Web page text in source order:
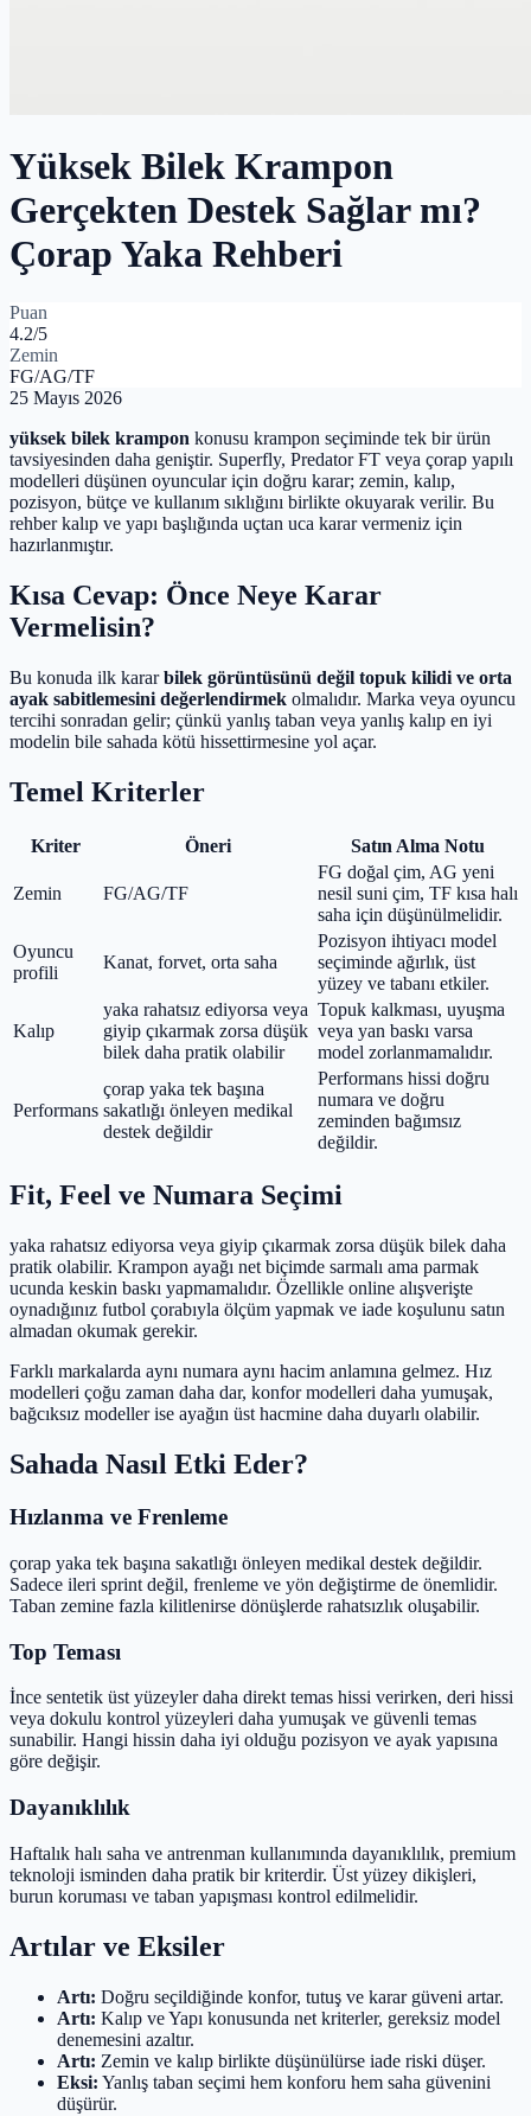
Yüksek Bilek Krampon
Gerçekten Destek Sağlar mı?
Çorap Yaka Rehberi
Puan
4.2/5
Zemin
FG/AG/TF
25 Mayıs 2026
yüksek bilek krampon konusu krampon seçiminde tek bir ürün
tavsiyesinden daha geniştir. Superfly, Predator FT veya çorap yapılı
modelleri düşünen oyuncular için doğru karar; zemin, kalıp,
pozisyon, bütçe ve kullanım sıklığını birlikte okuyarak verilir. Bu
rehber kalıp ve yapı başlığında uçtan uca karar vermeniz için
hazırlanmıştır.
Kısa Cevap: Önce Neye Karar
Vermelisin?
Bu konuda ilk kararbilek görüntüsünü değil topuk kilidi ve orta
ayak sabitlemesini değerlendirmek olmalıdır. Marka veya oyuncu
tercihi sonradan gelir; çünkü yanlış taban veya yanlış kalıp en iyi
modelin bile sahada kötü hissettirmesine yol açar.
Temel Kriterler
Kriter Öneri Satın Alma Notu
Zemin FG/AG/TF
FG doğal çim, AG yeni
nesil suni çim, TF kısa halı
saha için düşünülmelidir.
Oyuncu
profili
Kanat, forvet, orta saha
Pozisyon ihtiyacı model
seçiminde ağırlık, üst
yüzey ve tabanı etkiler.
Kalıp
yaka rahatsız ediyorsa veya
giyip çıkarmak zorsa düşük
bilek daha pratik olabilir
Topuk kalkması, uyuşma
veya yan baskı varsa
model zorlanmamalıdır.
Performans
çorap yaka tek başına
sakatlığı önleyen medikal
destek değildir
Performans hissi doğru
numara ve doğru
zeminden bağımsız
değildir.
Fit, Feel ve Numara Seçimi
yaka rahatsız ediyorsa veya giyip çıkarmak zorsa düşük bilek daha
pratik olabilir. Krampon ayağı net biçimde sarmalı ama parmak
ucunda keskin baskı yapmamalıdır. Özellikle online alışverişte
oynadığınız futbol çorabıyla ölçüm yapmak ve iade koşulunu satın
almadan okumak gerekir.
Farklı markalarda aynı numara aynı hacim anlamına gelmez. Hız
modelleri çoğu zaman daha dar, konfor modelleri daha yumuşak,
bağcıksız modeller ise ayağın üst hacmine daha duyarlı olabilir.
Sahada Nasıl Etki Eder?
Hızlanma ve Frenleme
çorap yaka tek başına sakatlığı önleyen medikal destek değildir.
Sadece ileri sprint değil, frenleme ve yön değiştirme de önemlidir.
Taban zemine fazla kilitlenirse dönüşlerde rahatsızlık oluşabilir.
Top Teması
İnce sentetik üst yüzeyler daha direkt temas hissi verirken, deri hissi
veya dokulu kontrol yüzeyleri daha yumuşak ve güvenli temas
sunabilir. Hangi hissin daha iyi olduğu pozisyon ve ayak yapısına
göre değişir.
Dayanıklılık
Haftalık halı saha ve antrenman kullanımında dayanıklılık, premium
teknoloji isminden daha pratik bir kriterdir. Üst yüzey dikişleri,
burun koruması ve taban yapışması kontrol edilmelidir.
Artılar ve Eksiler
Artı: Doğru seçildiğinde konfor, tutuş ve karar güveni artar.
Artı: Kalıp ve Yapı konusunda net kriterler, gereksiz model
denemesini azaltır.
Artı: Zemin ve kalıp birlikte düşünülürse iade riski düşer.
Eksi: Yanlış taban seçimi hem konforu hem saha güvenini
düşürür.